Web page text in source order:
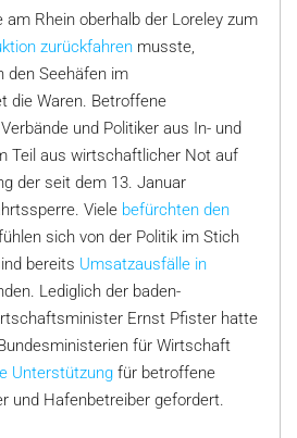
am Rhein oberhalb der Loreley zum
zurückfahren musste,
den Seehäfen im
die Waren. Betroffene
und Politiker aus In- und
Teil aus wirtschaftlicher Not auf
der seit dem 13. Januar
Viele befürchten den
sich von der Politik im Stich
bereits Umsatzausfälle in
Lediglich der baden-
Ernst Pfister hatte
für Wirtschaft
Unterstützung für betroffene
und Hafenbetreiber gefordert.